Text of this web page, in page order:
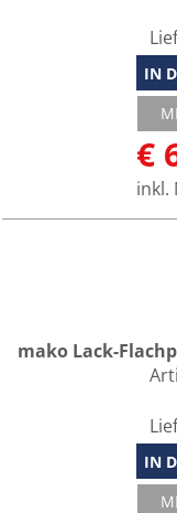
IN
€
inkl.
mako Lack-
IN